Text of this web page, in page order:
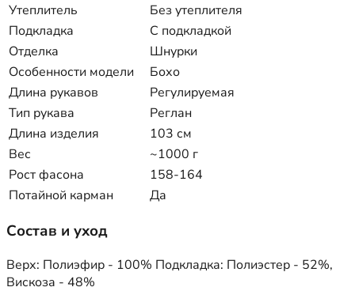
Утеплитель
Без утеплителя
Подкладка
С подкладкой
Отделка
Шнурки
Особенности модели
Бохо
Длина рукавов
Регулируемая
Тип рукава
Реглан
Длина изделия
103 см
Вес
~1000 г
Рост фасона
158-164
Потайной карман
Да
Состав и уход
Верх: Полиэфир - 100% Подкладка: Полиэстер - 52%,
Вискоза - 48%